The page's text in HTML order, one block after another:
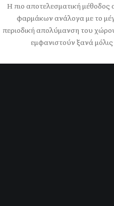
Η πιο αποτελεσματική
φαρμάκων ανάλογα με το
περιοδική απολύμανση του
εμφανιστούν ξανά